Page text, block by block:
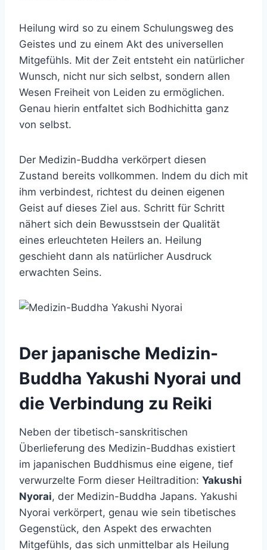
Heilung wird so zu einem Schulungsweg des
Geistes und zu einem Akt des universellen
Mitgefühls. Mit der Zeit entsteht ein natürlicher
Wunsch, nicht nur sich selbst, sondern allen
Wesen Freiheit von Leiden zu ermöglichen.
Genau hierin entfaltet sich Bodhichitta ganz
von selbst.
Der Medizin-Buddha verkörpert diesen
Zustand bereits vollkommen. Indem du dich mit
ihm verbindest, richtest du deinen eigenen
Geist auf dieses Ziel aus. Schritt für Schritt
nähert sich dein Bewusstsein der Qualität
eines erleuchteten Heilers an. Heilung
geschieht dann als natürlicher Ausdruck
erwachten Seins.
Der japanische Medizin-
Buddha Yakushi Nyorai und
die Verbindung zu Reiki
Neben der tibetisch-sanskritischen
Überlieferung des Medizin-Buddhas existiert
im japanischen Buddhismus eine eigene, tief
verwurzelte Form dieser Heiltradition: Yakushi
Nyorai, der Medizin-Buddha Japans. Yakushi
Nyorai verkörpert, genau wie sein tibetisches
Gegenstück, den Aspekt des erwachten
Mitgefühls, das sich unmittelbar als Heilung